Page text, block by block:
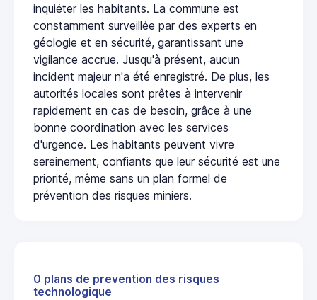
inquiéter les habitants. La commune est
constamment surveillée par des experts en
géologie et en sécurité, garantissant une
vigilance accrue. Jusqu'à présent, aucun
incident majeur n'a été enregistré. De plus, les
autorités locales sont prêtes à intervenir
rapidement en cas de besoin, grâce à une
bonne coordination avec les services
d'urgence. Les habitants peuvent vivre
sereinement, confiants que leur sécurité est une
priorité, même sans un plan formel de
prévention des risques miniers.
0 plans de prevention des risques
technologique